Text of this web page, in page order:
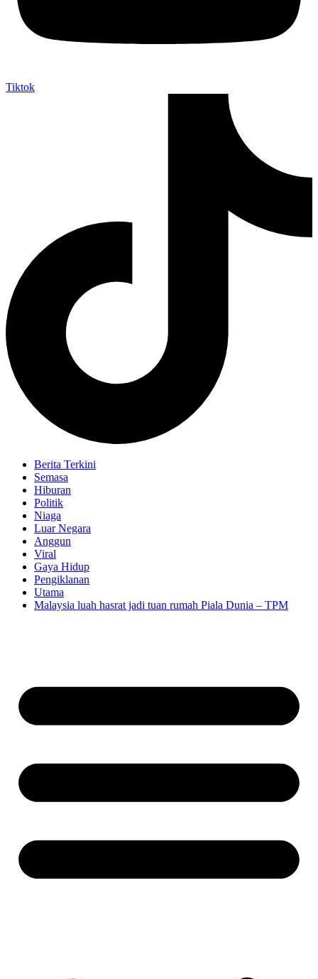
Tiktok
Berita Terkini
Semasa
Hiburan
Politik
Niaga
Luar Negara
Anggun
Viral
Gaya Hidup
Pengiklanan
Utama
Malaysia luah hasrat jadi tuan rumah Piala Dunia – TPM